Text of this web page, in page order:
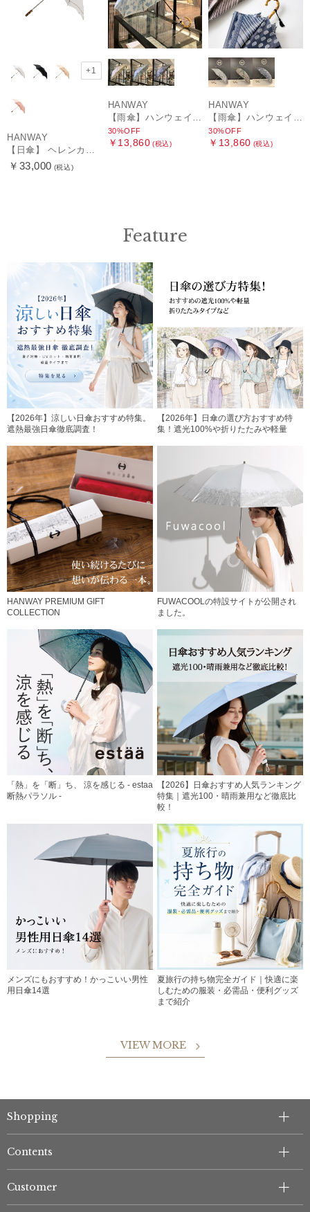
+1
HANWAY
￥33,000 (税込)
HANWAY
30%OFF
￥13,860 (税込)
HANWAY
30%OFF
￥13,860 (税込)
Feature
【2026年】涼しい日傘おすすめ特集。
遮熱最強日傘徹底調査！
【2026年】日傘の選び方おすすめ特
集！遮光100%や折りたたみや軽量
HANWAY PREMIUM GIFT
COLLECTION
FUWACOOLの特設サイトが公開され
ました。
「熱」を「断」ち、 涼を感じる - estaa
断熱パラソル -
【2026】日傘おすすめ人気ランキング
特集｜遮光100・晴雨兼用など徹底比
較！
メンズにもおすすめ！かっこいい男性
用日傘14選
夏旅行の持ち物完全ガイド｜快適に楽
しむための服装・必需品・便利グッズ
まで紹介
VIEW MORE
Shopping
Contents
Customer